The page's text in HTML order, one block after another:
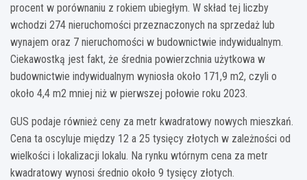
procent w porównaniu z rokiem ubiegłym. W skład tej liczby
wchodzi 274 nieruchomości przeznaczonych na sprzedaż lub
wynajem oraz 7 nieruchomości w budownictwie indywidualnym.
Ciekawostką jest fakt, że średnia powierzchnia użytkowa w
budownictwie indywidualnym wyniosła około 171,9 m2, czyli o
około 4,4 m2 mniej niż w pierwszej połowie roku 2023.
GUS podaje również ceny za metr kwadratowy nowych mieszkań.
Cena ta oscyluje między 12 a 25 tysięcy złotych w zależności od
wielkości i lokalizacji lokalu. Na rynku wtórnym cena za metr
kwadratowy wynosi średnio około 9 tysięcy złotych.